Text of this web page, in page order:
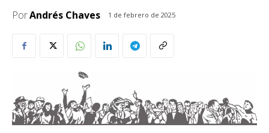
PorAndrés Chaves 1 de febrero de 2025